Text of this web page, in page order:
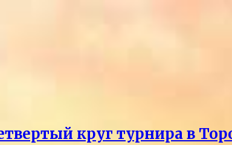
круг турнира в